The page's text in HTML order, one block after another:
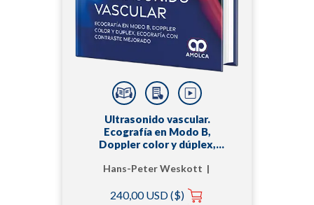
Ultrasonido vascular.
Ecografía en Modo B,
Doppler color y dúplex,
mejorado
Hans-Peter Weskott |
Reinhard Kubale
240,00 USD ($)